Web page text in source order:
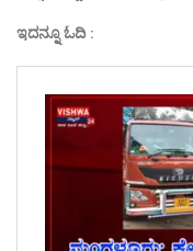
ಇದನ್ನೂ ಓದಿ :